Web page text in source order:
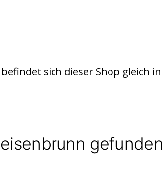
sich dieser Shop gleich
gefunden